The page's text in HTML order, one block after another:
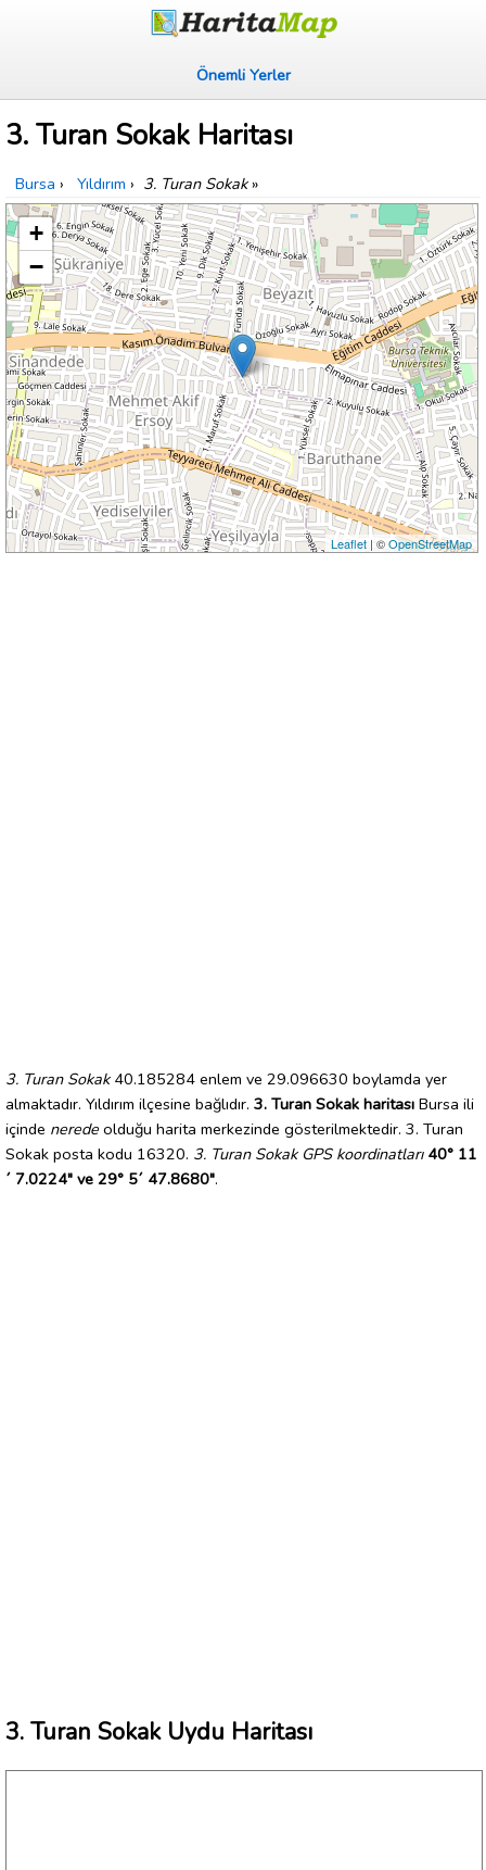
Önemli Yerler
3. Turan Sokak Haritası
Bursa › Yıldırım › 3. Turan Sokak»
+
−
Leaflet| ©OpenStreetMap
3. Turan Sokak40.185284 enlem ve 29.096630 boylamda yer
almaktadır. Yıldırım ilçesine bağlıdır. 3. Turan Sokak haritası Bursa ili
içinde nerede olduğu harita merkezinde gösterilmektedir. 3. Turan
Sokak posta kodu 16320. 3. Turan Sokak GPS koordinatları 40° 11
´ 7.0224" ve 29° 5´ 47.8680".
3. Turan Sokak Uydu Haritası